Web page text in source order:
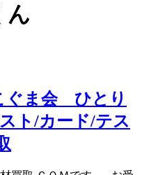
ん
ぐま会 ひとり
ト/カード/テス